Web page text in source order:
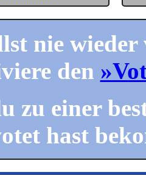
nie wieder
den
zu einer
hast